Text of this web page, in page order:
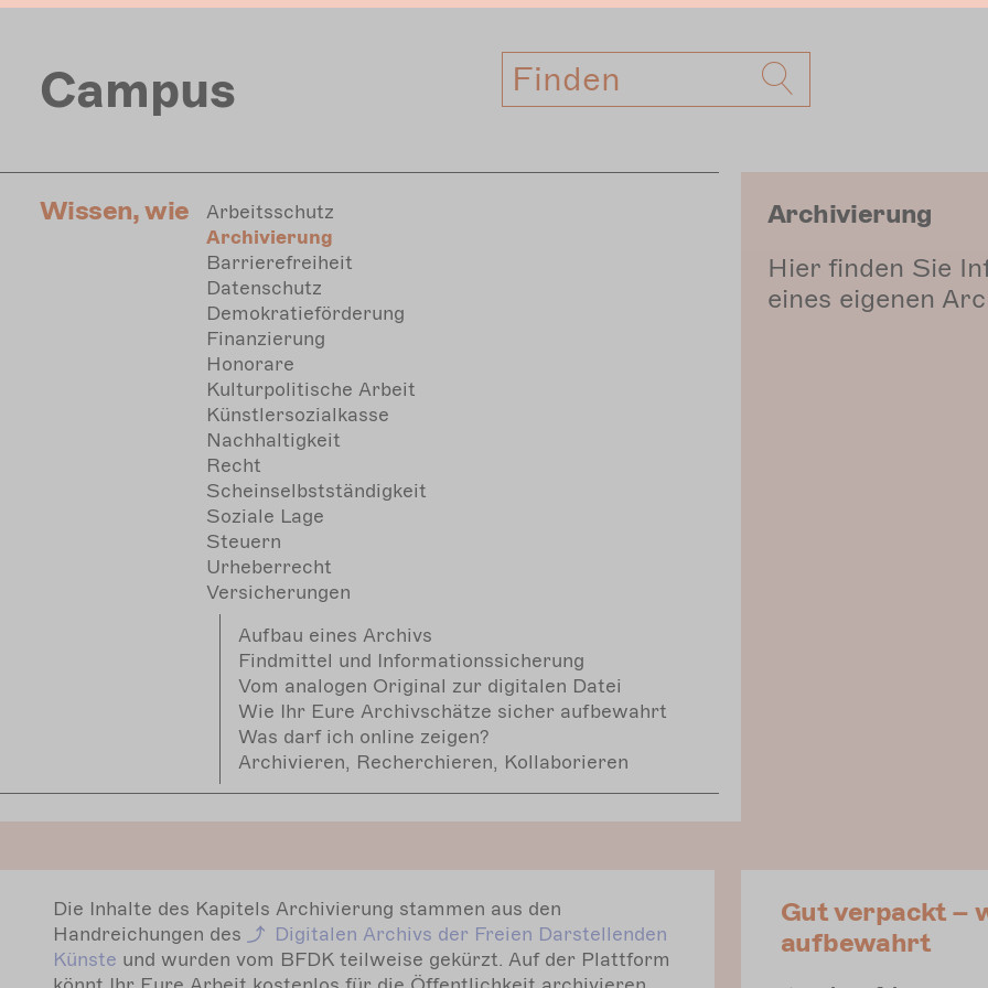
Direkt
Campus Suche
Wissen, wie
Arbeitsschutz
Archivierung
Barrierefreiheit
Datenschutz
Demokratieförderung
Finanzierung
Honorare
Kulturpolitische Arbeit
Künstlersozialkasse
Nachhaltigkeit
Recht
Scheinselbstständigkeit
Soziale Lage
Steuern
Urheberrecht
Versicherungen
Aufbau eines Archivs
Findmittel und Informationssicherung
Vom analogen Original zur digitalen Datei
Wie Ihr Eure Archivschätze sicher aufbewahrt
Was darf ich online zeigen?
Archivieren, Recherchieren, Kollaborieren
Archivierung
Hier finden Sie
eines eigenen
Die Inhalte des Kapitels Archivierung stammen aus den
Handreichungen des
Digitalen Archivs der Freien Darstellenden
Künste und wurden vom BFDK teilweise gekürzt. Auf der Plattform
könnt Ihr Eure Arbeit kostenlos für die Öffentlichkeit archivieren.
Gut verpackt –
aufbewahrt